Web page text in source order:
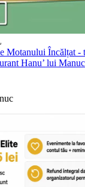
Motanului Încălțat -
Hanu’ lui Manuc